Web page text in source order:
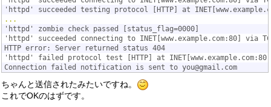
'httpd' succeeded testing protocol [HTTP] at
...
'httpd' zombie check passed [status_flag=0000]
'httpd' succeeded connecting to INET[www.example.com:80] via
HTTP error: Server returned status 404
'httpd' failed protocol test [HTTP] at
Connection failed notification is sent to you@gmail.com
ちゃんと送信されたみたいですね。
これでOKのはずです。